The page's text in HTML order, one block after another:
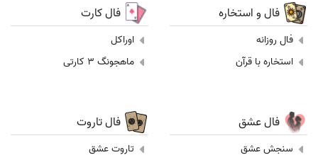
فال و استخاره
فال روزانه
استخاره با قرآن
فال کارت
اوراکل
ماهجونگ 3 کارتی
فال عشق
سنجش عشق
فال تاروت
تاروت عشق